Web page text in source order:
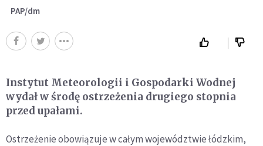
PAP/dm
Instytut Meteorologii i Gospodarki Wodnej
wydał w środę ostrzeżenia drugiego stopnia
przed upałami.
Ostrzeżenie obowiązuje w całym województwie łódzkim,